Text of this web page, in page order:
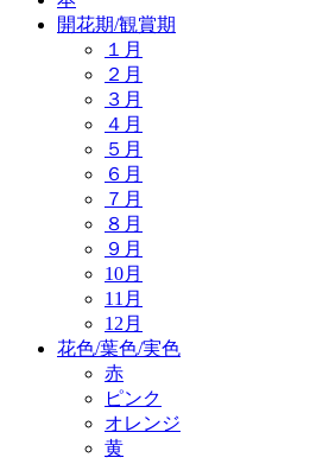
開花期/観賞期
１月
２月
３月
４月
５月
６月
７月
８月
９月
10月
11月
12月
花色/葉色/実色
赤
ピンク
オレンジ
黄